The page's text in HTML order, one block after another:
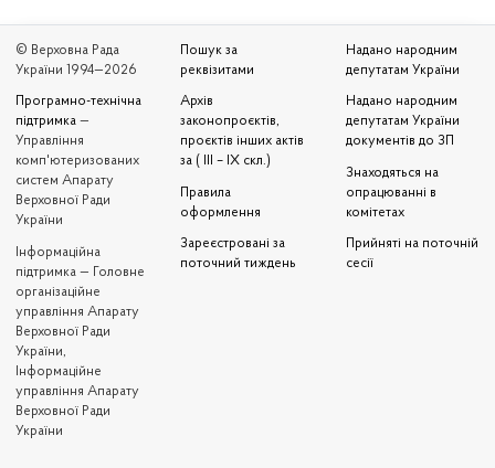
© Верховна Рада
України 1994—2026
Програмно-технічна
підтримка —
Управління
комп'ютеризованих
систем Апарату
Верховної Ради
України
Iнформаційна
підтримка — Головне
організаційне
управління Апарату
Верховної Ради
України,
Інформаційне
управління Апарату
Верховної Ради
України
Пошук за
реквізитами
Архів
законопроєктів,
проєктів інших актів
за ( III – IX скл.)
Правила
оформлення
Зареєстровані за
поточний тиждень
Надано народним
депутатам України
Надано народним
депутатам України
документів до ЗП
Знаходяться на
опрацюванні в
комітетах
Прийняті на поточній
сесії